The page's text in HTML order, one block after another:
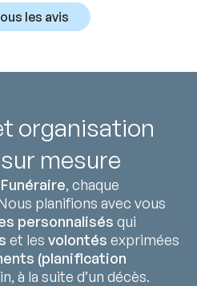
les avis
organisation
mesure
, chaque
planifions avec vous
personnalisés qui
et les volontés exprimées
(planification
à la suite d’un décès.